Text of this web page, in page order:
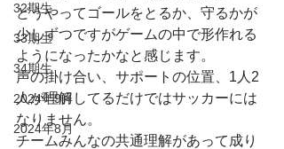
32期生
33期生
34期生
2024年9月
2024年8月
どうやってゴールをとるか、守るかが
少しずつですがゲームの中で形作れる
ようになったかなと感じます。
声の掛け合い、サポートの位置、1人2
人が理解してるだけではサッカーには
なりません。
チームみんなの共通理解があって成り